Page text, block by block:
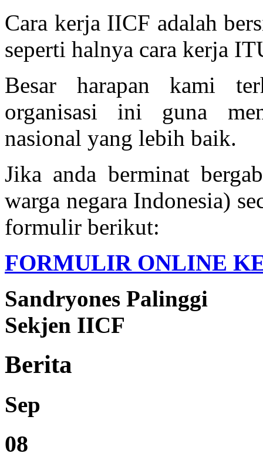
Cara kerja IICF adalah
seperti halnya cara kerja
Besar harapan kami
organisasi ini guna
nasional yang lebih baik.
Jika anda berminat
warga negara Indonesia)
formulir berikut:
FORMULIR ONLINE
Sandryones Palinggi
Sekjen IICF
Berita
Sep
08